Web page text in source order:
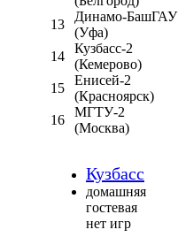
13
Динамо-БашГАУ
(Уфа)
14
Кузбасс-2
(Кемерово)
15
Енисей-2
(Красноярск)
16
МГТУ-2
(Москва)
Кузбасс
домашняя
гостевая
нет игр